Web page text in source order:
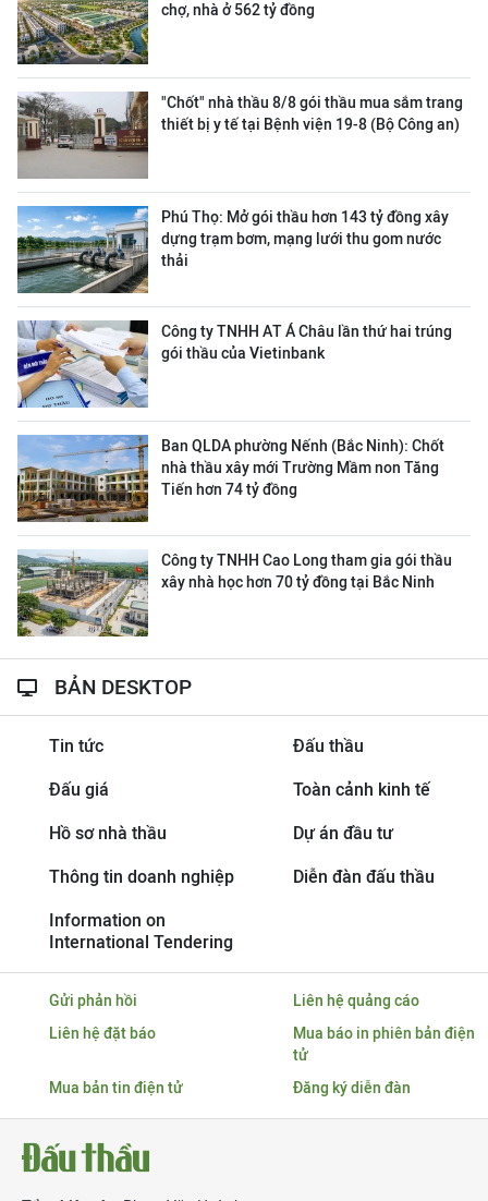
chợ, nhà ở 562 tỷ đồng
"Chốt" nhà thầu 8/8 gói thầu mua sắm trang
thiết bị y tế tại Bệnh viện 19-8 (Bộ Công an)
Phú Thọ: Mở gói thầu hơn 143 tỷ đồng xây
dựng trạm bơm, mạng lưới thu gom nước
thải
Công ty ΤΝΗΗ ΑΤ Á Châu lần thứ hai trúng
gói thầu của Vietinbank
Ban QLDA phường Nếnh (Bắc Ninh): Chốt
nhà thầu xây mới Trường Mầm non Tăng
Tiến hơn 74 tỷ đồng
Công ty TNHH Cao Long tham gia gói thầu
xây nhà học hơn 70 tỷ đồng tại Bắc Ninh
BẢN DESKTOP
Tin tức Đấu thầu
Đấu giá Toàn cảnh kinh tế
Hồ sơ nhà thầu Dự án đầu tư
Thông tin doanh nghiệp Diễn đàn đấu thầu
Information on
International Tendering
Gửi phản hồi
Liên hệ quảng cáo
Liên hệ đặt báo
Mua báo in phiên bản điện
tử
Mua bản tin điện tử
Đăng ký diễn đàn